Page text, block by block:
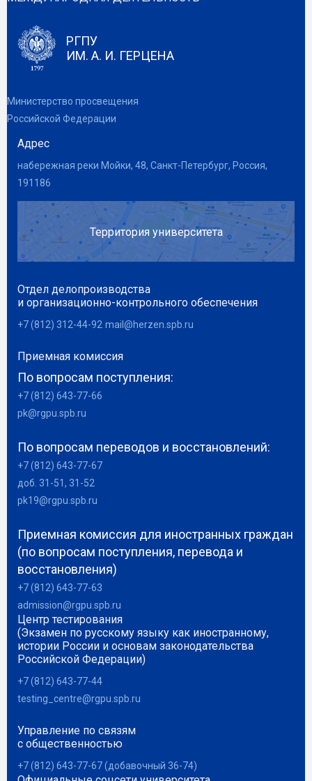
РГПУ
ИМ. А. И. ГЕРЦЕНА
Министерство просвещения
Российской Федерации
Адрес
набережная реки Мойки, 48, Санкт-Петербург, Россия,
191186
Территория университета
Отдел делопроизводства
и организационно-контрольного обеспечения
+7 (812) 312-44-92 mail@herzen.spb.ru
Приемная комиссия
По вопросам поступления:
+7 (812) 643-77-66
pk@rgpu.spb.ru
По вопросам переводов и восстановлений:
+7 (812) 643-77-67
доб. 31-51, 31-52
pk19@rgpu.spb.ru
Приемная комиссия для иностранных граждан
(по вопросам поступления, перевода и
восстановления)
+7 (812) 643-77-63
admission@rgpu.spb.ru
Центр тестирования
(Экзамен по русскому языку как иностранному,
истории России и основам законодательства
Российской Федерации)
+7 (812) 643-77-44
testing_centre@rgpu.spb.ru
Управление по связям
с общественностью
+7 (812) 643-77-67 (добавочный 36-74)